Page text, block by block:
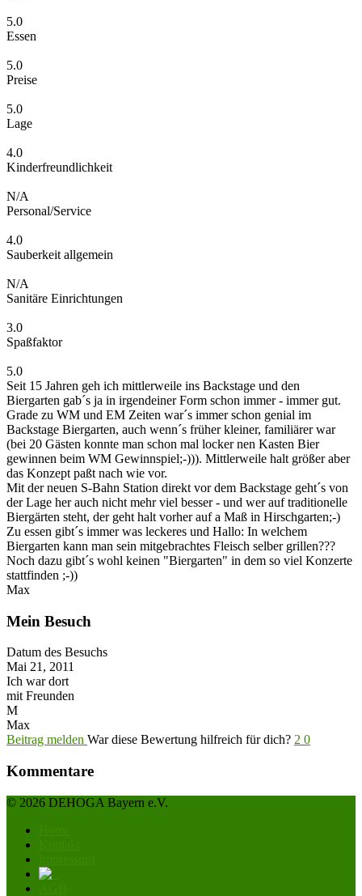
5.0
Essen
5.0
Preise
5.0
Lage
4.0
Kinderfreundlichkeit
N/A
Personal/Service
4.0
Sauberkeit allgemein
N/A
Sanitäre Einrichtungen
3.0
Spaßfaktor
5.0
Seit 15 Jahren geh ich mittlerweile ins Backstage und den
Biergarten gab´s ja in irgendeiner Form schon immer - immer gut.
Grade zu WM und EM Zeiten war´s immer schon genial im
Backstage Biergarten, auch wenn´s früher kleiner, familiärer war
(bei 20 Gästen konnte man schon mal locker nen Kasten Bier
gewinnen beim WM Gewinnspiel;-))). Mittlerweile halt größer aber
das Konzept paßt nach wie vor.
Mit der neuen S-Bahn Station direkt vor dem Backstage geht´s von
der Lage her auch nicht mehr viel besser - und wer auf traditionelle
Biergärten steht, der geht halt vorher auf a Maß in Hirschgarten;-)
Zu essen gibt´s immer was leckeres und Hallo: In welchem
Biergarten kann man sein mitgebrachtes Fleisch selber grillen???
Noch dazu gibt´s wohl keinen "Biergarten" in dem so viel Konzerte
stattfinden ;-))
Max
Mein Besuch
Datum des Besuchs
Mai 21, 2011
Ich war dort
mit Freunden
M
Max
Beitrag melden War diese Bewertung hilfreich für dich? 2 0
Kommentare
© 2026 DEHOGA Bayern e.V.